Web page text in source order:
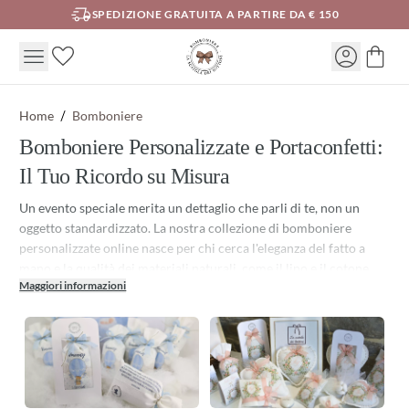
SPEDIZIONE GRATUITA A PARTIRE DA € 150
Home Bomboniere
Bomboniere Personalizzate e Portaconfetti:
Il Tuo Ricordo su Misura
Un evento speciale merita un dettaglio che parli di te, non un
oggetto standardizzato. La nostra collezione di bomboniere
personalizzate online nasce per chi cerca l'eleganza del fatto a
lontani dalla produzione industriale di massa.
Crea la tua Bomboniera Personalizzata! Che tu stia organizzando
un Matrimonio, un Battesimo o una Laurea, qui troverai la base
perfetta per il tuo regalo agli ospiti. A differenza delle classiche
opzioni, le nostre creazioni permettono una personalizzazione
Maggiori informazioni